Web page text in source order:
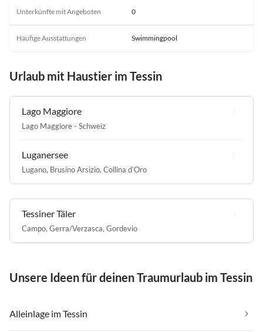
Unterkünfte mit Angeboten 0
Häufige Ausstattungen Swimmingpool
Urlaub mit Haustier im Tessin
Lago Maggiore
Lago Maggiore - Schweiz
Luganersee
Lugano, Brusino Arsizio, Collina d’Oro
Tessiner Täler
Campo, Gerra/Verzasca, Gordevio
Unsere Ideen für deinen Traumurlaub im Tessin
Alleinlage im Tessin